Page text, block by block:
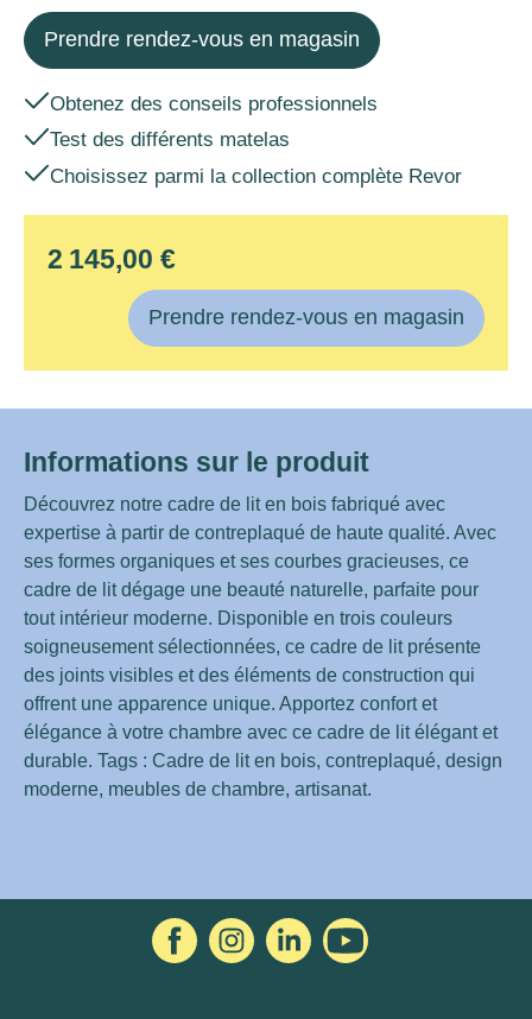
Prendre rendez-vous en magasin
Obtenez des conseils professionnels
Test des différents matelas
Choisissez parmi la collection complète Revor
2 145,00 €
Prendre rendez-vous en magasin
Informations sur le produit
Découvrez notre cadre de lit en bois fabriqué avec
expertise à partir de contreplaqué de haute qualité. Avec
ses formes organiques et ses courbes gracieuses, ce
cadre de lit dégage une beauté naturelle, parfaite pour
tout intérieur moderne. Disponible en trois couleurs
soigneusement sélectionnées, ce cadre de lit présente
des joints visibles et des éléments de construction qui
offrent une apparence unique. Apportez confort et
élégance à votre chambre avec ce cadre de lit élégant et
durable. Tags : Cadre de lit en bois, contreplaqué, design
moderne, meubles de chambre, artisanat.